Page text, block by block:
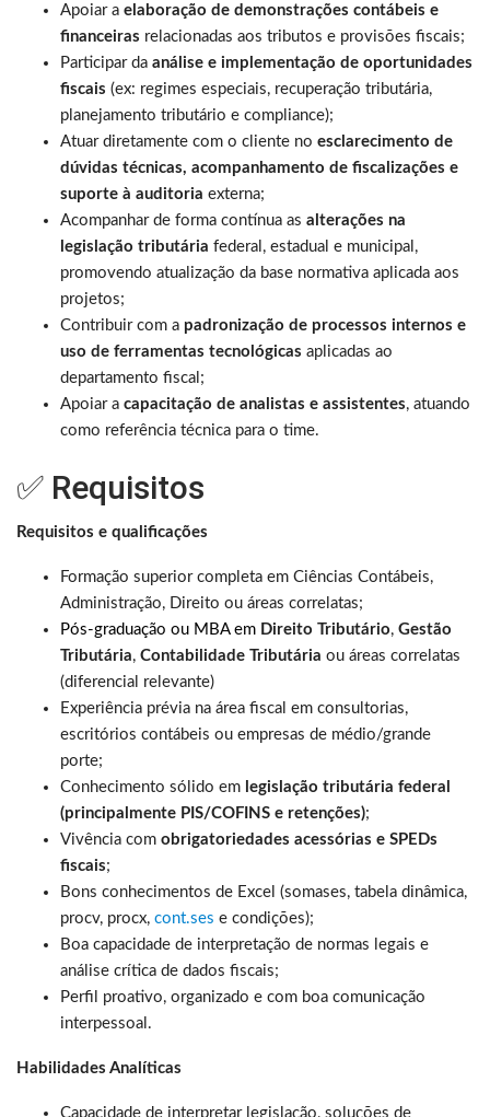
Apoiar a elaboração de demonstrações contábeis e
financeiras relacionadas aos tributos e provisões fiscais;
Participar da análise e implementação de oportunidades
fiscais (ex: regimes especiais, recuperação tributária,
planejamento tributário e compliance);
Atuar diretamente com o cliente no esclarecimento de
dúvidas técnicas, acompanhamento de fiscalizações e
suporte à auditoria externa;
Acompanhar de forma contínua as alterações na
legislação tributária federal, estadual e municipal,
promovendo atualização da base normativa aplicada aos
projetos;
Contribuir com a padronização de processos internos e
uso de ferramentas tecnológicas aplicadas ao
departamento fiscal;
Apoiar a capacitação de analistas e assistentes, atuando
como referência técnica para o time.
✅ Requisitos
Requisitos e qualificações
Formação superior completa em Ciências Contábeis,
Administração, Direito ou áreas correlatas;
Pós-graduação ou MBA em Direito Tributário, Gestão
Tributária, Contabilidade Tributária ou áreas correlatas
(diferencial relevante)
Experiência prévia na área fiscal em consultorias,
escritórios contábeis ou empresas de médio/grande
porte;
Conhecimento sólido em legislação tributária federal
(principalmente PIS/COFINS e retenções);
Vivência com obrigatoriedades acessórias e SPEDs
fiscais;
Bons conhecimentos de Excel (somases, tabela dinâmica,
procv, procx, cont.ses e condições);
Boa capacidade de interpretação de normas legais e
análise crítica de dados fiscais;
Perfil proativo, organizado e com boa comunicação
interpessoal.
Habilidades Analíticas
Capacidade de interpretar legislação, soluções de